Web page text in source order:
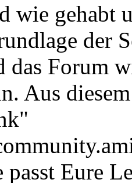
wie gehabt
der
das Forum
Aus
Eure